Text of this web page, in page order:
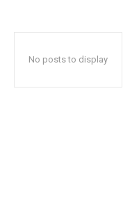
No posts to display